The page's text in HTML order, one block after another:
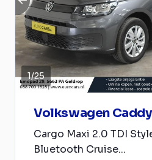
1/25
Volkswagen Caddy
Cargo Maxi 2.0 TDI
Bluetooth Cruise...